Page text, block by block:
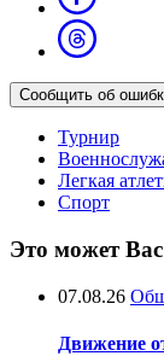
Сообщить об
Турнир
Легкая
Спорт
Это может Вас
07.08.26
Движение